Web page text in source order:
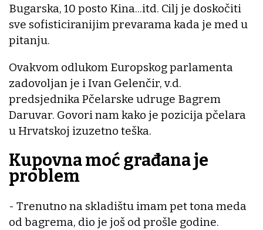
Bugarska, 10 posto Kina...itd. Cilj je doskočiti
sve sofisticiranijim prevarama kada je med u
pitanju.
Ovakvom odlukom Europskog parlamenta
zadovoljan je i Ivan Gelenčir, v.d.
predsjednika Pčelarske udruge Bagrem
Daruvar. Govori nam kako je pozicija pčelara
u Hrvatskoj izuzetno teška.
Kupovna moć građana je
problem
- Trenutno na skladištu imam pet tona meda
od bagrema, dio je još od prošle godine.